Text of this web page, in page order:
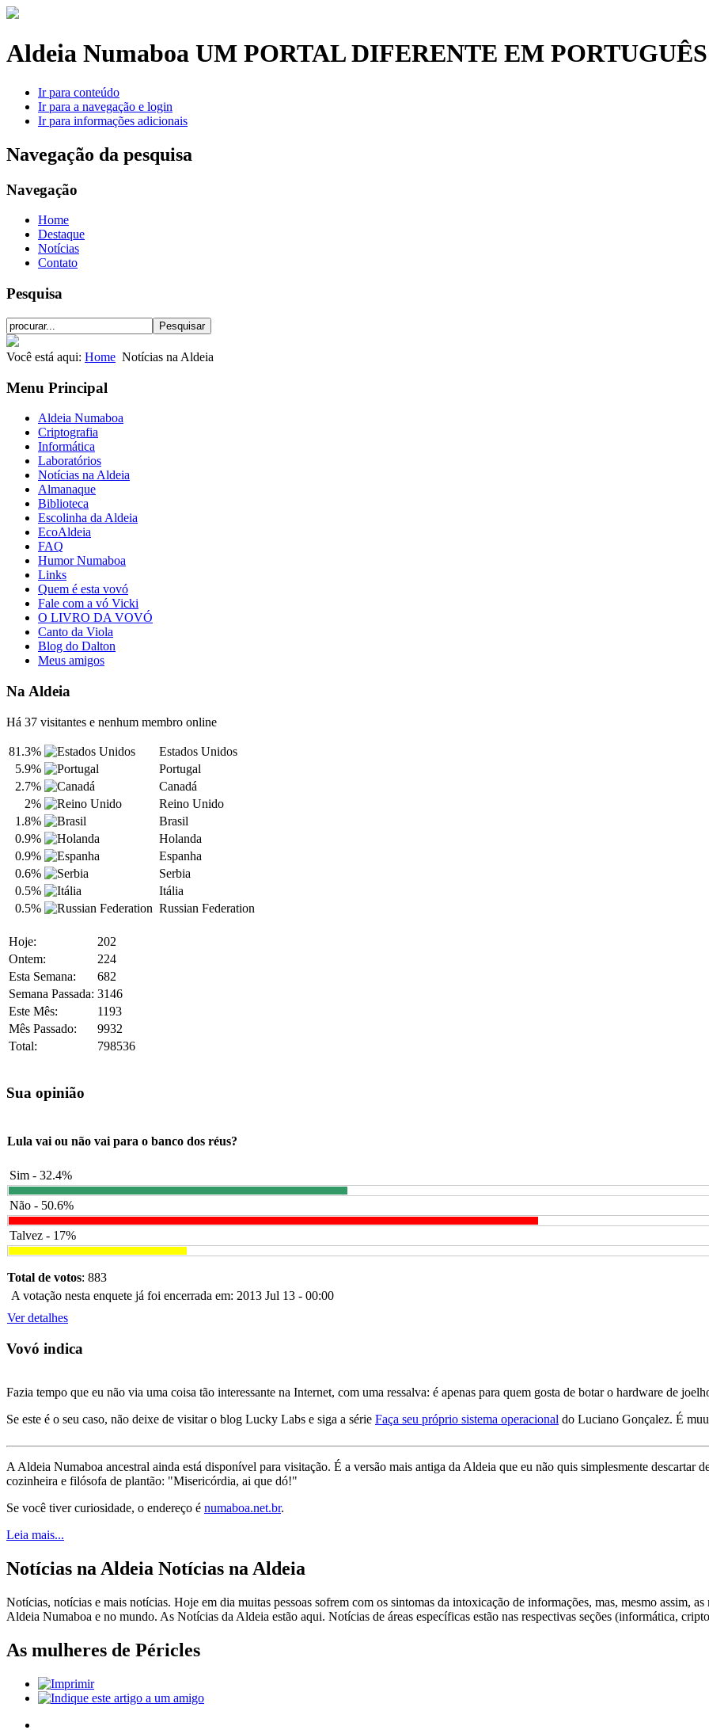
Aldeia Numaboa UM PORTAL DIFERENTE EM
Ir para conteúdo
Ir para a navegação e login
Ir para informações adicionais
Navegação da pesquisa
Navegação
Home
Destaque
Notícias
Contato
Pesquisa
Você está aqui: Home Notícias na Aldeia
Menu Principal
Aldeia Numaboa
Criptografia
Informática
Laboratórios
Notícias na Aldeia
Almanaque
Biblioteca
Escolinha da Aldeia
EcoAldeia
FAQ
Humor Numaboa
Links
Quem é esta vovó
Fale com a vó Vicki
O LIVRO DA VOVÓ
Canto da Viola
Blog do Dalton
Meus amigos
Na Aldeia
Há 37 visitantes e nenhum membro online
81.3%
Estados Unidos
5.9%
Portugal
2.7%
Canadá
2%
Reino Unido
1.8%
Brasil
0.9%
Holanda
0.9%
Espanha
0.6%
Serbia
0.5%
Itália
0.5%
Russian Federation
Hoje:
202
Ontem:
224
Esta Semana:
682
Semana Passada: 3146
Este Mês:
1193
Mês Passado:
9932
Total:
798536
Sua opinião
Lula vai ou não vai para o banco dos réus?
Sim - 32.4%
Não - 50.6%
Talvez - 17%
Total de votos: 883
A votação nesta enquete já foi encerrada em: 2013 Jul 13 - 00:00
Ver detalhes
Vovó indica
Fazia tempo que eu não via uma coisa tão interessante na Internet, com uma ressalva: é apenas para quem gosta de botar o hardware de
Se este é o seu caso, não deixe de visitar o blog Lucky Labs e siga a série Faça seu próprio sistema operacional do Luciano Gonçalez. É
A Aldeia Numaboa ancestral ainda está disponível para visitação. É a versão mais antiga da Aldeia que eu não quis simplesmente descartar
cozinheira e filósofa de plantão: "Misericórdia, ai que dó!"
Se você tiver curiosidade, o endereço é numaboa.net.br.
Leia mais...
Notícias na Aldeia Notícias na Aldeia
Notícias, notícias e mais notícias. Hoje em dia muitas pessoas sofrem com os sintomas da intoxicação de informações, mas, mesmo assim,
Aldeia Numaboa e no mundo. As Notícias da Aldeia estão aqui. Notícias de áreas específicas estão nas respectivas seções (informática,
As mulheres de Péricles